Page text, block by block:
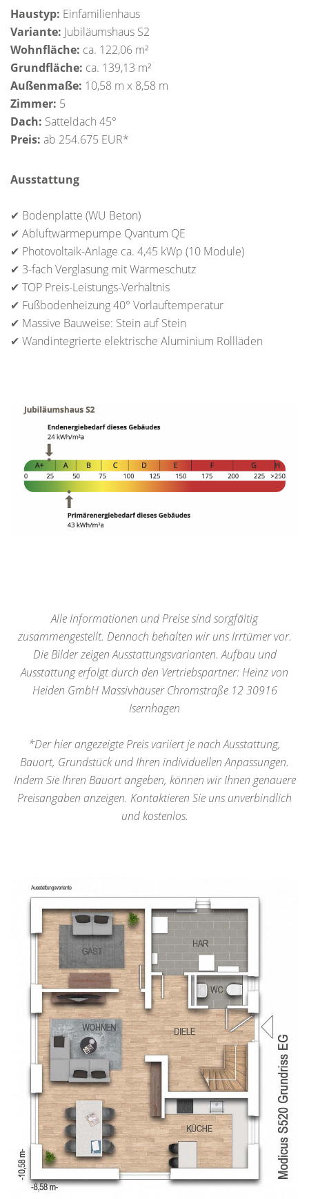
Haustyp: Einfamilienhaus
Variante: Jubiläumshaus S2
Wohnfläche: ca. 122,06 m²
Grundfläche: ca. 139,13 m²
Außenmaße: 10,58 m x 8,58 m
Zimmer: 5
Dach: Satteldach 45°
Preis: ab 254.675 EUR*
Ausstattung
✔ Bodenplatte (WU Beton)
✔ Abluftwärmepumpe Qvantum QE
✔ Photovoltaik-Anlage ca. 4,45 kWp (10 Module)
✔ 3-fach Verglasung mit Wärmeschutz
✔ TOP Preis-Leistungs-Verhältnis
✔ Fußbodenheizung 40° Vorlauftemperatur
✔ Massive Bauweise: Stein auf Stein
✔ Wandintegrierte elektrische Aluminium Rollläden
Alle Informationen und Preise sind sorgfältig
zusammengestellt. Dennoch behalten wir uns Irrtümer vor.
Die Bilder zeigen Ausstattungsvarianten. Aufbau und
Ausstattung erfolgt durch den Vertriebspartner: Heinz von
Heiden GmbH Massivhäuser Chromstraße 12 30916
Isernhagen
*Der hier angezeigte Preis variiert je nach Ausstattung,
Bauort, Grundstück und Ihren individuellen Anpassungen.
Indem Sie Ihren Bauort angeben, können wir Ihnen genauere
Preisangaben anzeigen. Kontaktieren Sie uns unverbindlich
und kostenlos.